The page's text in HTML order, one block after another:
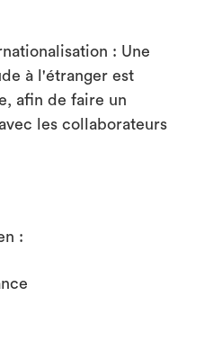
: Une
à l'étranger est
afin de faire un
les collaborateurs
: